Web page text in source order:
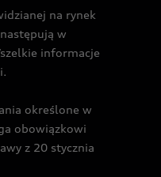
na rynek
w
informacje
określone w
obowiązkowi
z 20 stycznia